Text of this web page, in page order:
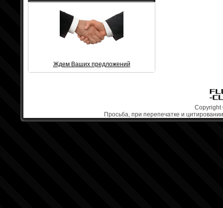
Ждем Ваших предложений
Copyright
Просьба, при перепечатке и